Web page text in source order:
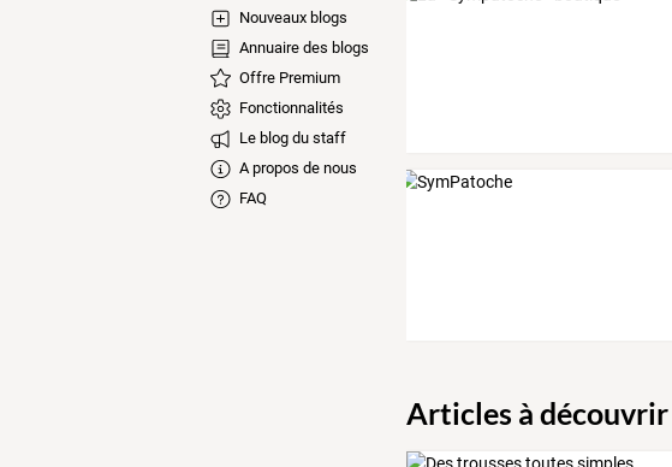
Nouveaux blogs
Annuaire des blogs
Offre Premium
Fonctionnalités
Le blog du staff
A propos de nous
FAQ
Articles à découvrir